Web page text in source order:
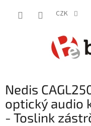
CZK
Nedis
optický audio
- Toslink